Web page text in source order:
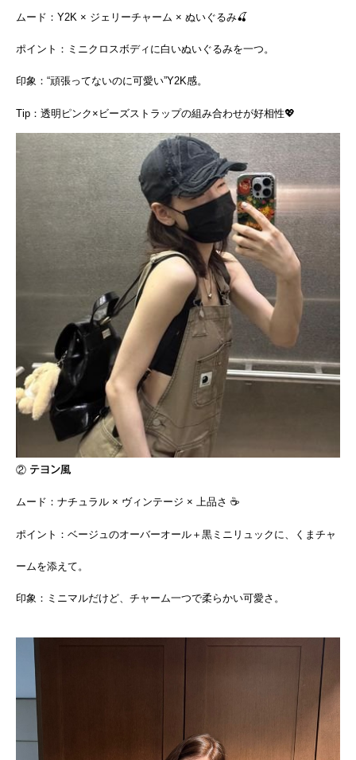
ムード：Y2K × ジェリーチャーム × ぬいぐるみ🍒
ポイント：ミニクロスボディに白いぬいぐるみを一つ。
印象：“頑張ってないのに可愛い”Y2K感。
Tip：透明ピンク×ビーズストラップの組み合わせが好相性💖
② テヨン風
ムード：ナチュラル × ヴィンテージ × 上品さ ☕️
ポイント：ベージュのオーバーオール＋黒ミニリュックに、くまチャ
ームを添えて。
印象：ミニマルだけど、チャーム一つで柔らかい可愛さ。